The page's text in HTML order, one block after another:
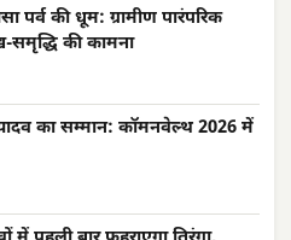
पर्व की धूम: ग्रामीण पारंपरिक
की कामना
का सम्मान: कॉमनवेल्थ 2026 में